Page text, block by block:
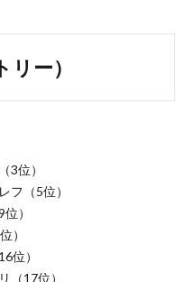
ー）
3位）
（5位）
）
）
位）
17位）